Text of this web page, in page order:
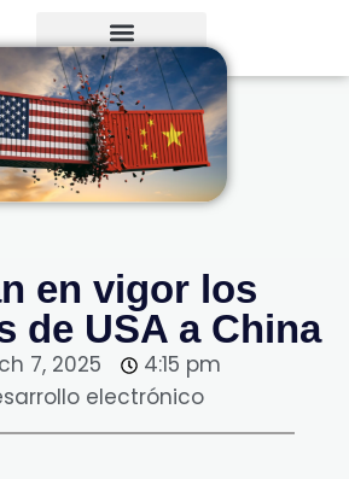
en vigor los
de USA a China
7, 2025
4:15 pm
electrónico